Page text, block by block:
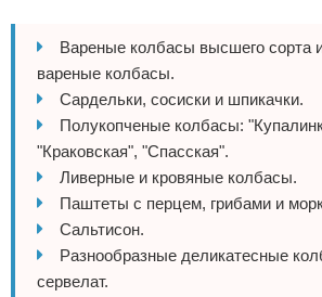
Вареные колбасы высшего сорта
вареные колбасы.
Сардельки, сосиски и шпикачки.
Полукопченые колбасы:
"Краковская", "Спасская".
Ливерные и кровяные колбасы.
Паштеты с перцем, грибами и
Сальтисон.
Разнообразные деликатесные
сервелат.